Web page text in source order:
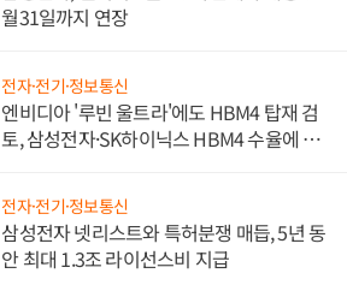
월31일까지 연장
전자·전기·정보통신
엔비디아 '루빈 울트라'에도 HBM4 탑재 검
토, 삼성전자·SK하이닉스 HBM4 수율에 주
전자·전기·정보통신
삼성전자 넷리스트와 특허분쟁 매듭, 5년 동
안 최대 1.3조 라이선스비 지급